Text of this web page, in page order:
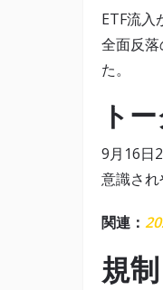
ETF流入
全面反
た。
ト
9月16日
意識され
関連：
規